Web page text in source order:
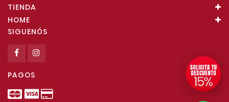
TIENDA
HOME
SIGUENÓS
PAGOS